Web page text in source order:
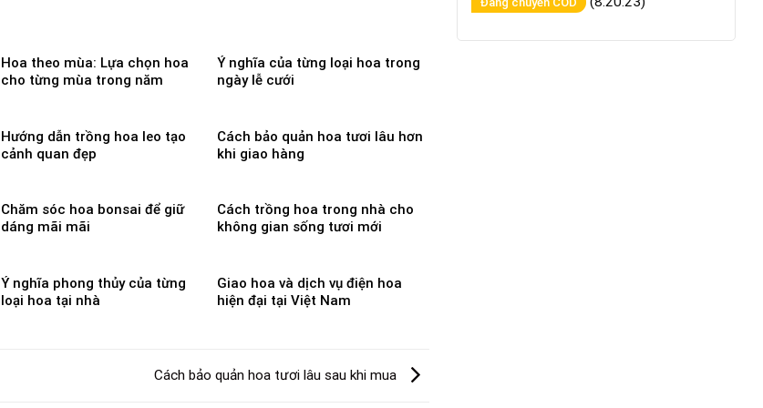
Hoa theo mùa: Lựa chọn hoa
cho từng mùa trong năm
Ý nghĩa của từng loại hoa trong
ngày lễ cưới
Hướng dẫn trồng hoa leo tạo
cảnh quan đẹp
Cách bảo quản hoa tươi lâu hơn
khi giao hàng
Chăm sóc hoa bonsai để giữ
dáng mãi mãi
Cách trồng hoa trong nhà cho
không gian sống tươi mới
Ý nghĩa phong thủy của từng
loại hoa tại nhà
Giao hoa và dịch vụ điện hoa
hiện đại tại Việt Nam
Cách bảo quản hoa tươi lâu sau khi mua